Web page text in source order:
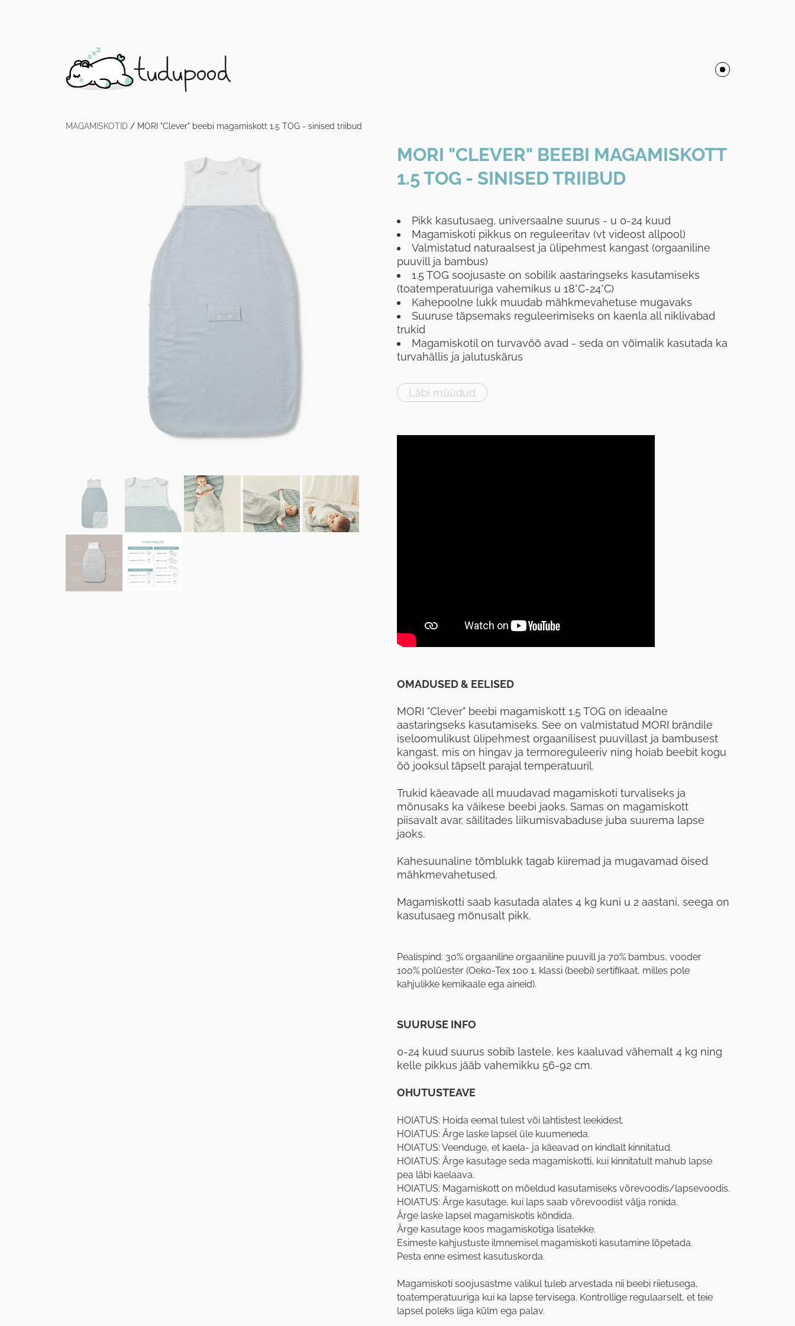
MAGAMISKOTID / MORI "Clever" beebi magamiskott 1.5 TOG - sinised triibud
MORI "CLEVER" BEEBI MAGAMISKOTT
1.5 TOG - SINISED TRIIBUD
Pikk kasutusaeg, universaalne suurus - u 0-24 kuud
Magamiskoti pikkus on reguleeritav (vt videost allpool)
Valmistatud naturaalsest ja ülipehmest kangast (orgaaniline
puuvill ja bambus)
1.5 TOG soojusaste on sobilik aastaringseks kasutamiseks
(toatemperatuuriga vahemikus u 18°C-24°C)
Kahepoolne lukk muudab mähkmevahetuse mugavaks
Suuruse täpsemaks reguleerimiseks on kaenla all niklivabad
trukid
Magamiskotil on turvavöö avad - seda on võimalik kasutada ka
turvahällis ja jalutuskärus
Läbi müüdud
OMADUSED & EELISED
MORI "Clever" beebi magamiskott 1.5 TOG on ideaalne
aastaringseks kasutamiseks. See on valmistatud MORI brändile
iseloomulikust ülipehmest orgaanilisest puuvillast ja bambusest
kangast, mis on hingav ja termoreguleeriv ning hoiab beebit kogu
öö jooksul täpselt parajal temperatuuril.
Trukid käeavade all muudavad magamiskoti turvaliseks ja
mõnusaks ka väikese beebi jaoks. Samas on magamiskott
piisavalt avar, säilitades liikumisvabaduse juba suurema lapse
jaoks.
Kahesuunaline tõmblukk tagab kiiremad ja mugavamad öised
mähkmevahetused.
Magamiskotti saab kasutada alates 4 kg kuni u 2 aastani, seega on
kasutusaeg mõnusalt pikk.
Pealispind: 30% orgaaniline orgaaniline puuvill ja 70% bambus, vooder
100% polüester (Oeko-Tex 100 1. klassi (beebi) sertifikaat, milles pole
kahjulikke kemikaale ega aineid).
SUURUSE INFO
0-24 kuud suurus sobib lastele, kes kaaluvad vähemalt 4 kg ning
kelle pikkus jääb vahemikku 56-92 cm.
OHUTUSTEAVE
HOIATUS: Hoida eemal tulest või lahtistest leekidest.
HOIATUS: Ärge laske lapsel üle kuumeneda.
HOIATUS: Veenduge, et kaela- ja käeavad on kindlalt kinnitatud.
HOIATUS: Ärge kasutage seda magamiskotti, kui kinnitatult mahub lapse
pea läbi kaelaava.
HOIATUS: Magamiskott on mõeldud kasutamiseks võrevoodis/lapsevoodis.
HOIATUS: Ärge kasutage, kui laps saab võrevoodist välja ronida.
Ärge laske lapsel magamiskotis kõndida.
Ärge kasutage koos magamiskotiga lisatekke.
Esimeste kahjustuste ilmnemisel magamiskoti kasutamine lõpetada.
Pesta enne esimest kasutuskorda.
Magamiskoti soojusastme valikul tuleb arvestada nii beebi riietusega,
toatemperatuuriga kui ka lapse tervisega. Kontrollige regulaarselt, et teie
lapsel poleks liiga külm ega palav.